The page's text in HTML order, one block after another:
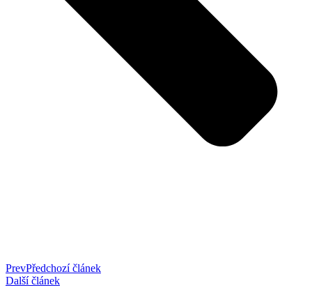
PrevPředchozí článek
Další článek